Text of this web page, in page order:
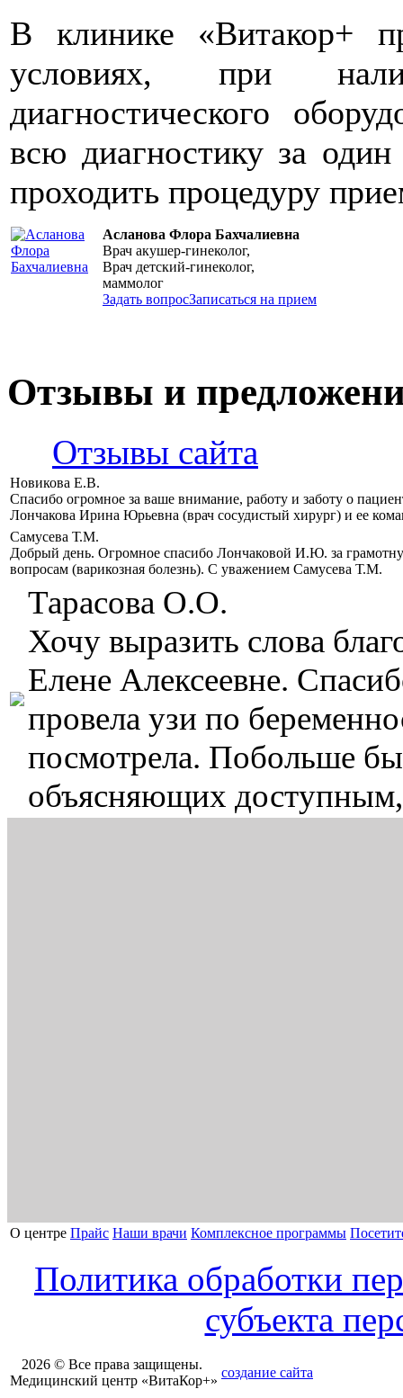
В клинике «Витакор+
условиях, при
диагностического
всю диагностику за
проходить процедуру
Асланова Флора Бахчалиевна
Врач акушер-гинеколог,
Врач детский-гинеколог,
маммолог
Задать вопросЗаписаться на прием
Отзывы и
Отзывы сайта
Новикова Е.В.
Спасибо огромное за ваше внимание, работу и заботу о
Лончакова Ирина Юрьевна (врач сосудистый хирург) и ее
Самусева Т.М.
Добрый день. Огромное спасибо Лончаковой И.Ю. за
вопросам (варикозная болезнь). С уважением Самусева Т.М.
Тарасова О.О.
Хочу выразить слова
Елене Алексеевне.
провела узи по
посмотрела. Побольше
объясняющих
О центре Прайс Наши врачи Комплексное программы
Политика обработки
субъекта
2026 © Все права защищены.
Медицинский центр «ВитаКор+»
создание сайта